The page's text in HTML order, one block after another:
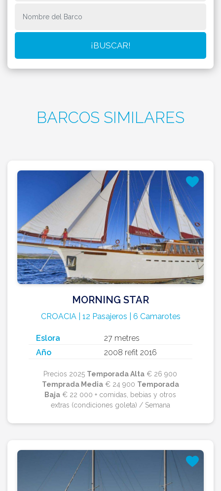
BARCOS SIMILARES
MORNING STAR
CROACIA | 12 Pasajeros | 6 Camarotes
Eslora
27 metres
Año
2008 refit 2016
Precios 2025 Temporada Alta € 26 900
Temprada Media€ 24 900 Temporada
Baja € 22 000 + comidas, bebias y otros
extras (condiciones goleta) / Semana